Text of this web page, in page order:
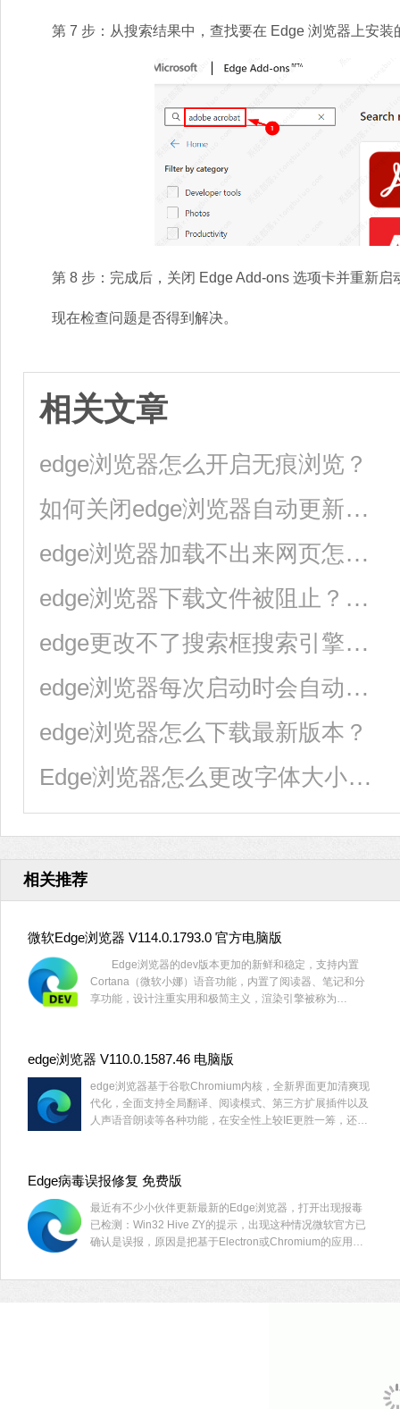
第 7 步：从搜索结果中，查找要在 Edge 浏览器上安装
第 8 步：完成后，关闭 Edge Add-ons 选项卡并重新启
现在检查问题是否得到解决。
相关文章
edge浏览器怎么开启无痕浏览？
如何关闭edge浏览器自动更新？edge浏览器关闭自动更新的方法
edge浏览器加载不出来网页怎么办？
edge浏览器下载文件被阻止？快来试试这三种方法
edge更改不了搜索框搜索引擎怎么办？
edge浏览器每次启动时会自动跳转到百度页面的解决方法
edge浏览器怎么下载最新版本？
Edge浏览器怎么更改字体大小？Edge浏览器修改字体大小方法
相关推荐
微软Edge浏览器 V114.0.1793.0 官方电脑版
Edge浏览器的dev版本更加的新鲜和稳定，支持内置
Cortana（微软小娜）语音功能，内置了阅读器、笔记和分
享功能，设计注重实用和极简主义，渲染引擎被称为
edge浏览器 V110.0.1587.46 电脑版
edge浏览器基于谷歌Chromium内核，全新界面更加清爽现
代化，全面支持全局翻译、阅读模式、第三方扩展插件以及
人声语音朗读等各种功能，在安全性上较IE更胜一筹，还将
Edge病毒误报修复 免费版
最近有不少小伙伴更新最新的Edge浏览器，打开出现报毒
已检测：Win32 Hive ZY的提示，出现这种情况微软官方已
确认是误报，原因是把基于Electron或Chromium的应用程